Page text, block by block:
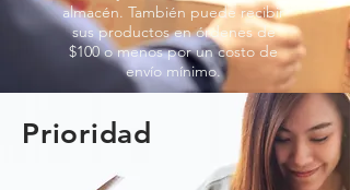
almacén. También puede recibir
sus productos en órdenes de
$100 o menos por un costo de
envío mínimo.
Prioridad